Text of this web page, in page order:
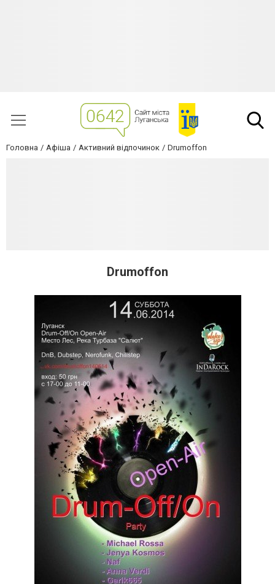
Головна Афіша Активний відпочинок Drumoffon
Drumoffon